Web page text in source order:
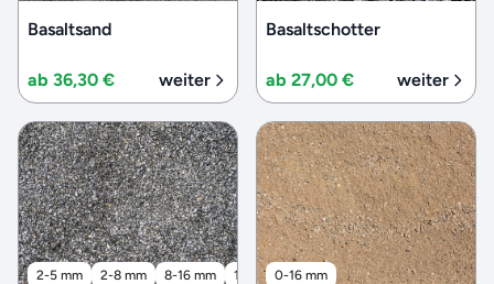
Basaltsand
ab 36,30 € weiter
Basaltschotter
ab 27,00 € weiter
2-5 mm 2-8 mm 8-16 mm 16-32 mm 32-56 mm
0-16 mm